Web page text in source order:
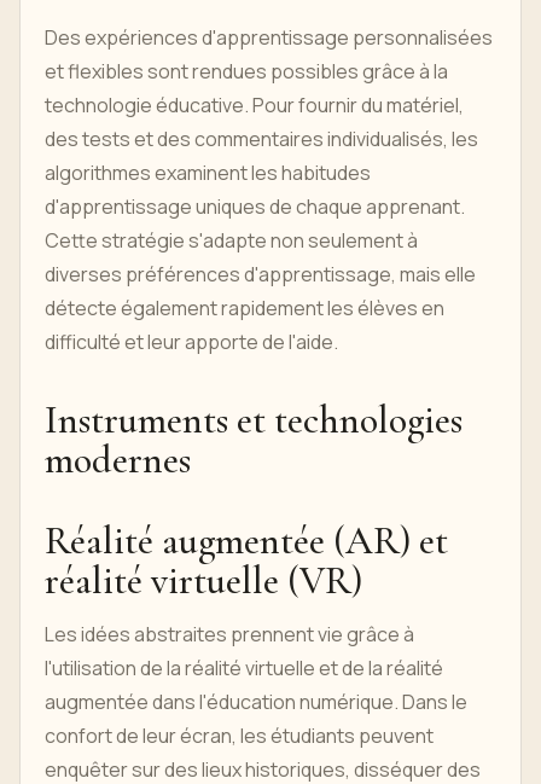
Des expériences d'apprentissage personnalisées
et flexibles sont rendues possibles grâce à la
technologie éducative. Pour fournir du matériel,
des tests et des commentaires individualisés, les
algorithmes examinent les habitudes
d'apprentissage uniques de chaque apprenant.
Cette stratégie s'adapte non seulement à
diverses préférences d'apprentissage, mais elle
détecte également rapidement les élèves en
difficulté et leur apporte de l'aide.
Instruments et technologies
modernes
Réalité augmentée (AR) et
réalité virtuelle (VR)
Les idées abstraites prennent vie grâce à
l'utilisation de la réalité virtuelle et de la réalité
augmentée dans l'éducation numérique. Dans le
confort de leur écran, les étudiants peuvent
enquêter sur des lieux historiques, disséquer des